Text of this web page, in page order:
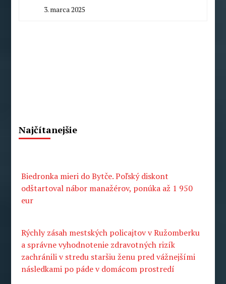
3. marca 2025
Najčítanejšie
Biedronka mieri do Bytče. Poľský diskont
odštartoval nábor manažérov, ponúka až 1 950
eur
Rýchly zásah mestských policajtov v Ružomberku
a správne vyhodnotenie zdravotných rizík
zachránili v stredu staršiu ženu pred vážnejšími
následkami po páde v domácom prostredí